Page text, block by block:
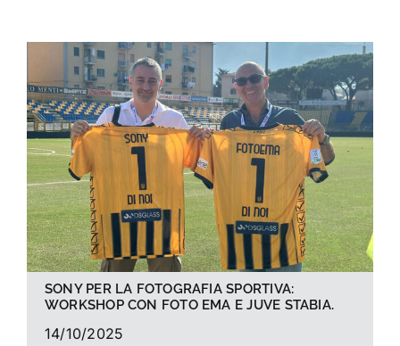
Guide
Cerca
per:
SONY PER LA FOTOGRAFIA SPORTIVA:
WORKSHOP CON FOTO EMA E JUVE STABIA.
14/10/2025